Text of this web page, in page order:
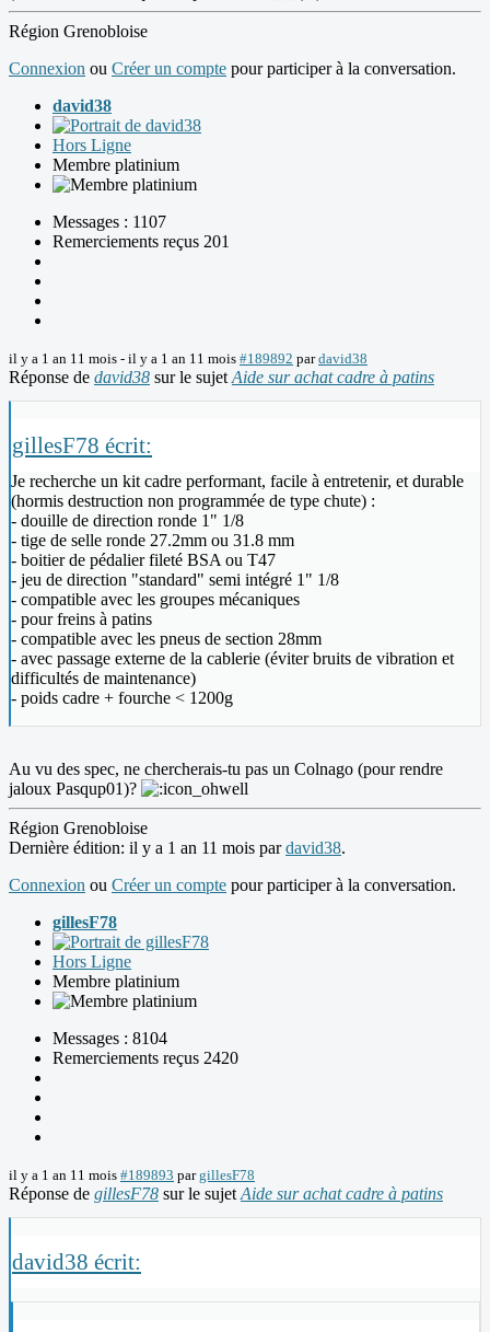
Région Grenobloise
Connexion ou Créer un compte pour participer à la conversation.
david38
Hors Ligne
Membre platinium
Messages : 1107
Remerciements reçus 201
il y a 1 an 11 mois - il y a 1 an 11 mois #189892 pardavid38
Réponse de david38 sur le sujet Aide sur achat cadre à patins
gillesF78 écrit:
Je recherche un kit cadre performant, facile à entretenir, et durable
(hormis destruction non programmée de type chute) :
- douille de direction ronde 1" 1/8
- tige de selle ronde 27.2mm ou 31.8 mm
- boitier de pédalier fileté BSA ou T47
- jeu de direction "standard" semi intégré 1" 1/8
- compatible avec les groupes mécaniques
- pour freins à patins
- compatible avec les pneus de section 28mm
- avec passage externe de la cablerie (éviter bruits de vibration et
difficultés de maintenance)
- poids cadre + fourche < 1200g
Au vu des spec, ne chercherais-tu pas un Colnago (pour rendre
jaloux Pasqup01)?
Région Grenobloise
Dernière édition: il y a 1 an 11 mois pardavid38.
Connexion ou Créer un compte pour participer à la conversation.
gillesF78
Hors Ligne
Membre platinium
Messages : 8104
Remerciements reçus 2420
il y a 1 an 11 mois #189893 pargillesF78
Réponse de gillesF78 sur le sujet Aide sur achat cadre à patins
david38 écrit: